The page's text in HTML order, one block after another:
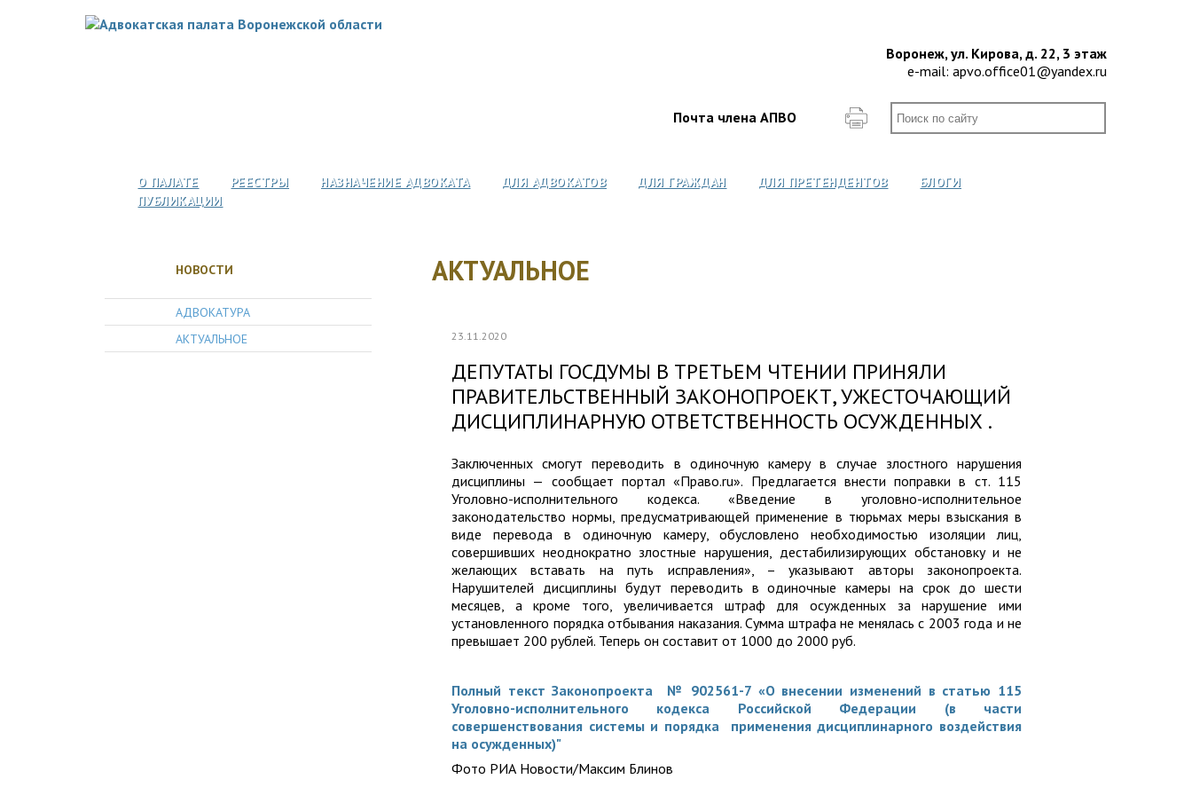
Воронеж, ул. Кирова, д. 22, 3 этаж
e-mail: apvo.office01@yandex.ru
Почта члена АПВО
О ПАЛАТЕ РЕЕСТРЫ НАЗНАЧЕНИЕ АДВОКАТА ДЛЯ АДВОКАТОВ ДЛЯ ГРАЖДАН ДЛЯ ПРЕТЕНДЕНТОВ
БЛОГИ
ПУБЛИКАЦИИ
НОВОСТИ
АДВОКАТУРА
АКТУАЛЬНОЕ
АКТУАЛЬНОЕ
23.11.2020
ДЕПУТАТЫ ГОСДУМЫ В ТРЕТЬЕМ ЧТЕНИИ ПРИНЯЛИ
ПРАВИТЕЛЬСТВЕННЫЙ ЗАКОНОПРОЕКТ, УЖЕСТОЧАЮЩИЙ
ДИСЦИПЛИНАРНУЮ ОТВЕТСТВЕННОСТЬ ОСУЖДЕННЫХ .
Заключенных смогут переводить в одиночную камеру в случае злостного нарушения
дисциплины — сообщает портал «Право.ru». Предлагается внести поправки в ст. 115
Уголовно-исполнительного кодекса. «Введение в уголовно-исполнительное
законодательство нормы, предусматривающей применение в тюрьмах меры взыскания в
виде перевода в одиночную камеру, обусловлено необходимостью изоляции лиц,
совершивших неоднократно злостные нарушения, дестабилизирующих обстановку и не
желающих вставать на путь исправления», – указывают авторы законопроекта.
Нарушителей дисциплины будут переводить в одиночные камеры на срок до шести
месяцев, а кроме того, увеличивается штраф для осужденных за нарушение ими
установленного порядка отбывания наказания. Сумма штрафа не менялась с 2003 года и не
превышает 200 рублей. Теперь он составит от 1000 до 2000 руб.
Полный текст Законопроекта № 902561-7 «О внесении изменений в статью 115
Уголовно-исполнительного кодекса Российской Федерации (в части
совершенствования системы и порядка применения дисциплинарного воздействия
на осужденных)"
Фото РИА Новости/Максим Блинов